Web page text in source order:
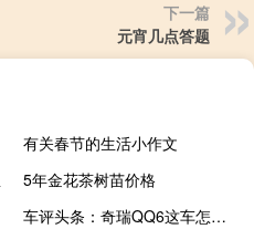
下一篇
元宵几点答题
有关春节的生活小作文
5年金花茶树苗价格
车评头条：奇瑞QQ6这车怎么样及奇瑞QQ6耗能低吗